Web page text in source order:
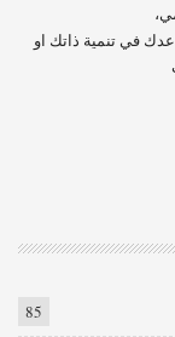
في تنمية ذاتك او
85